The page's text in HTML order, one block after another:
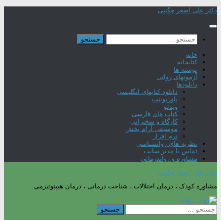
Skip
content
دکتر علی اصغر چگینی
جستجو
برای:
خانه
کتابخانه
نوشته ها
آزمونهای روانی
دانلودها
دانلود کتابهای انگلیسی
پاورپوینت
ویدئو
کتاب های فارسی
کارگاه و سخنرانی
موسیقی آرام بخش
نرم افزار
نظریه های روانشناسی
تماس با مدیر سایت
مشاوره و رواندرمانی
دکتر علی اصغر چگینی
مشاوره کودک ، درمان اختلالات ، شناخت درمانی ، درمان هیپنوتیزمی
جستجو
برای: